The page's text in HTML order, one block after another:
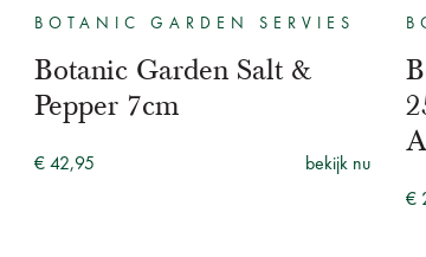
BOTANIC GARDEN SERVIES
Botanic Garden Salt &
Pepper 7cm
€ 42,95 bekijk nu
€